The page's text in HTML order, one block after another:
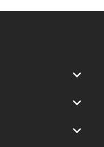


